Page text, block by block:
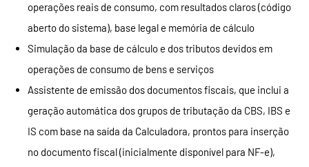
operações reais de consumo, com resultados claros (código
aberto do sistema), base legal e memória de cálculo
Simulação da base de cálculo e dos tributos devidos em
operações de consumo de bens e serviços
Assistente de emissão dos documentos fiscais, que inclui a
geração automática dos grupos de tributação da CBS, IBS e
IS com base na saída da Calculadora, prontos para inserção
no documento fiscal (inicialmente disponível para NF-e),